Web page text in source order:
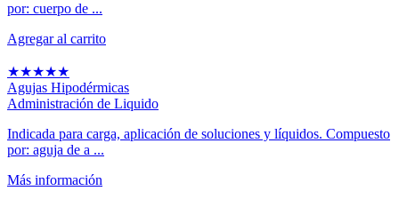
por: cuerpo de ...
Agregar al carrito
★★★★★
Agujas Hipodérmicas
Administración de Liquido
Indicada para carga, aplicación de soluciones y líquidos. Compuesto
por: aguja de a ...
Más información